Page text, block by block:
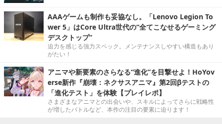
AAAゲームも制作も妥協なし。「Lenovo Legion To
wer 5」はCore Ultra世代の“全てこなせるゲーミング
デスクトップ”
迫力を感じる強力スペック。メンテナンスしやすい構造もあり
がたい！
アニマや新要素のさらなる“進化”を目撃せよ！HoYov
erse新作『崩壊：ネクサスアニマ』第2回βテストの
「進化テスト」を体験【プレイレポ】
さまざまなアニマとの出会いや、スキルによってさらに戦略性
が増したバトルなど、本作の注目の要素に迫ります！